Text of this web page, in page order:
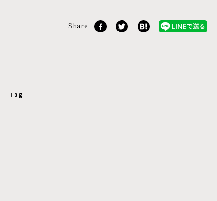
Share
Tag